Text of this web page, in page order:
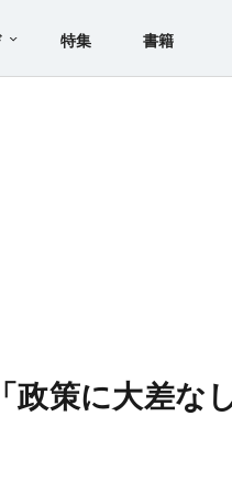
特集 書籍
政策に大差な